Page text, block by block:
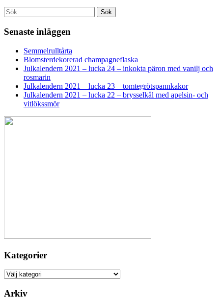
Search
for:
Sök
Senaste inläggen
Semmelrulltårta
Blomsterdekorerad champagneflaska
Julkalendern 2021 – lucka 24 – inkokta päron med vanilj och
rosmarin
Julkalendern 2021 – lucka 23 – tomtegrötspannkakor
Julkalendern 2021 – lucka 22 – brysselkål med apelsin- och
vitlökssmör
Kategorier
Kategorier
Arkiv